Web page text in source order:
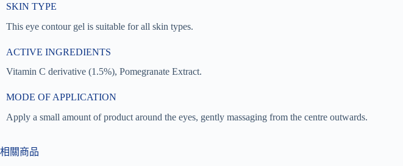
SKIN TYPE
This eye contour gel is suitable for all skin types.
ACTIVE INGREDIENTS
Vitamin C derivative (1.5%), Pomegranate Extract.
MODE OF APPLICATION
Apply a small amount of product around the eyes, gently massaging from the centre outwards.
相關商品